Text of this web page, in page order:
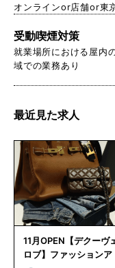
オンラインor店舗or東
受動喫煙対策
就業場所における屋内
域での業務あり
最近見た求人
11月OPEN【デクーヴ
ロブ】ファッション